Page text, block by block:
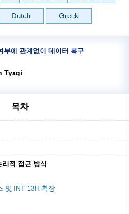
Dutch Greek
부에 관계없이 데이터 복구
Tyagi
목차
적 접근 방식
및 INT 13H 확장